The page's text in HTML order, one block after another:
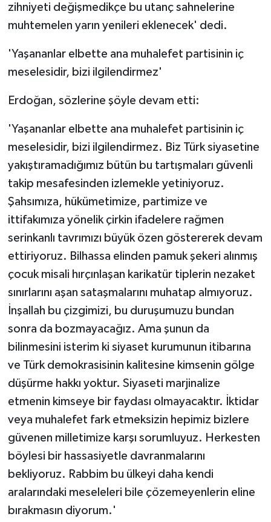
zihniyeti değişmedikçe bu utanç sahnelerine
muhtemelen yarın yenileri eklenecek' dedi.
'Yaşananlar elbette ana muhalefet partisinin iç
meselesidir, bizi ilgilendirmez'
Erdoğan, sözlerine şöyle devam etti:
'Yaşananlar elbette ana muhalefet partisinin iç
meselesidir, bizi ilgilendirmez. Biz Türk siyasetine
yakıştıramadığımız bütün bu tartışmaları güvenli
takip mesafesinden izlemekle yetiniyoruz.
Şahsımıza, hükümetimize, partimize ve
ittifakımıza yönelik çirkin ifadelere rağmen
serinkanlı tavrımızı büyük özen göstererek devam
ettiriyoruz. Bilhassa elinden pamuk şekeri alınmış
çocuk misali hırçınlaşan karikatür tiplerin nezaket
sınırlarını aşan sataşmalarını muhatap almıyoruz.
İnşallah bu çizgimizi, bu duruşumuzu bundan
sonra da bozmayacağız. Ama şunun da
bilinmesini isterim ki siyaset kurumunun itibarına
ve Türk demokrasisinin kalitesine kimsenin gölge
düşürme hakkı yoktur. Siyaseti marjinalize
etmenin kimseye bir faydası olmayacaktır. İktidar
veya muhalefet fark etmeksizin hepimiz bizlere
güvenen milletimize karşı sorumluyuz. Herkesten
böylesi bir hassasiyetle davranmalarını
bekliyoruz. Rabbim bu ülkeyi daha kendi
aralarındaki meseleleri bile çözemeyenlerin eline
bırakmasın diyorum.'